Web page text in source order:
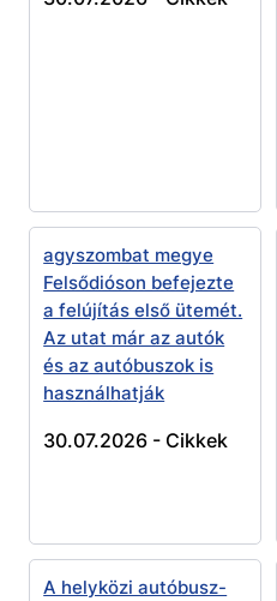
agyszombat megye
Felsődióson befejezte
a felújítás első ütemét.
Az utat már az autók
és az autóbuszok is
használhatják
30.07.2026 - Cikkek
A helyközi autóbusz-